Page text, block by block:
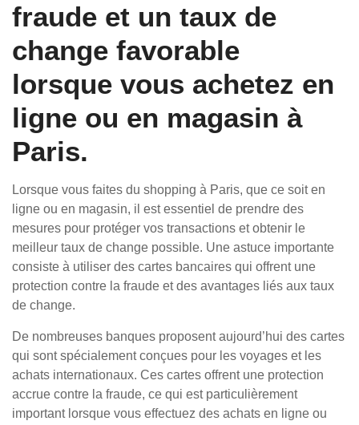
fraude et un taux de
change favorable
lorsque vous achetez en
ligne ou en magasin à
Paris.
Lorsque vous faites du shopping à Paris, que ce soit en
ligne ou en magasin, il est essentiel de prendre des
mesures pour protéger vos transactions et obtenir le
meilleur taux de change possible. Une astuce importante
consiste à utiliser des cartes bancaires qui offrent une
protection contre la fraude et des avantages liés aux taux
de change.
De nombreuses banques proposent aujourd’hui des cartes
qui sont spécialement conçues pour les voyages et les
achats internationaux. Ces cartes offrent une protection
accrue contre la fraude, ce qui est particulièrement
important lorsque vous effectuez des achats en ligne ou